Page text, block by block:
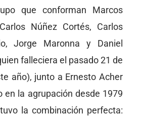
que conforman Marcos
Núñez Cortés, Carlos
Jorge Maronna y Daniel
falleciera el pasado 21 de
año), junto a Ernesto Acher
en la agrupación desde 1979
la combinación perfecta: